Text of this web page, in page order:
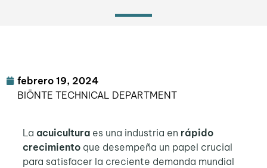
febrero 19, 2024
BIŌNTE TECHNICAL DEPARTMENT
La acuiculturaes una industria en rápido
crecimientoque desempeña un papel crucial
para satisfacer la creciente demanda mundial